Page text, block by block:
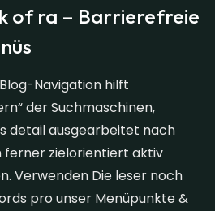
of ra – Barrierefreie
Navigation hilft
der Suchmaschinen,
detail ausgearbeitet nach
ferner zielorientiert aktiv
Verwenden Die leser noch
pro unser Menüpunkte &